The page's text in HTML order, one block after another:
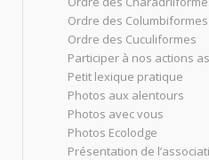
Ordre des Columbiformes
Ordre des Cuculiformes
Participer à nos actions
Petit lexique pratique
Photos aux alentours
Photos avec vous
Photos Ecolodge
Présentation de